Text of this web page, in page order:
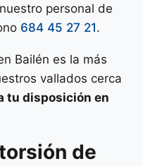
personal de
684 45 27 21.
Bailén es la más
vallados cerca
tu disposición en
de